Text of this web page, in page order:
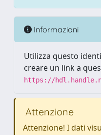
Informazioni
Utilizza questo
creare un link a
https://
Attenzione
Attenzione! I dati